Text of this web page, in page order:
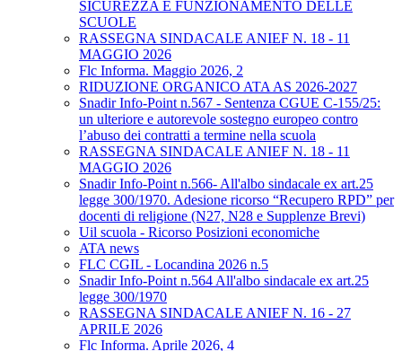
SICUREZZA E FUNZIONAMENTO DELLE
SCUOLE
RASSEGNA SINDACALE ANIEF N. 18 - 11
MAGGIO 2026
Flc Informa. Maggio 2026, 2
RIDUZIONE ORGANICO ATA AS 2026-2027
Snadir Info-Point n.567 - Sentenza CGUE C‑155/25:
un ulteriore e autorevole sostegno europeo contro
l’abuso dei contratti a termine nella scuola
RASSEGNA SINDACALE ANIEF N. 18 - 11
MAGGIO 2026
Snadir Info-Point n.566- All'albo sindacale ex art.25
legge 300/1970. Adesione ricorso “Recupero RPD” per
docenti di religione (N27, N28 e Supplenze Brevi)
Uil scuola - Ricorso Posizioni economiche
ATA news
FLC CGIL - Locandina 2026 n.5
Snadir Info-Point n.564 All'albo sindacale ex art.25
legge 300/1970
RASSEGNA SINDACALE ANIEF N. 16 - 27
APRILE 2026
Flc Informa. Aprile 2026, 4